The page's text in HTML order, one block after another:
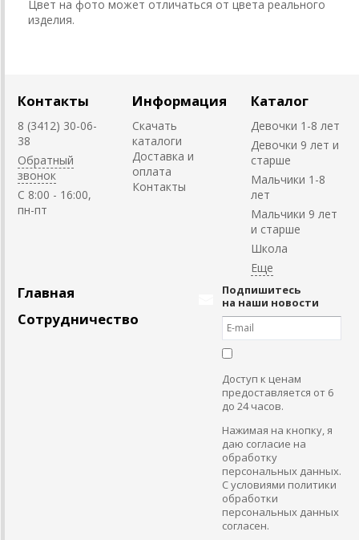
Цвет на фото может отличаться от цвета реального
изделия.
Контакты
8 (3412) 30-06-
38
Обратный
звонок
C 8:00 - 16:00,
пн-пт
Информация
Скачать
каталоги
Доставка и
оплата
Контакты
Каталог
Девочки 1-8 лет
Девочки 9 лет и
старше
Мальчики 1-8
лет
Мальчики 9 лет
и старше
Школа
Главная
Сотрудничество
Подпишитесь
на наши новости
Доступ к ценам
предоставляется от 6
до 24 часов.
Нажимая на кнопку, я
даю согласие на
обработку
персональных данных.
С условиями политики
обработки
персональных данных
согласен.